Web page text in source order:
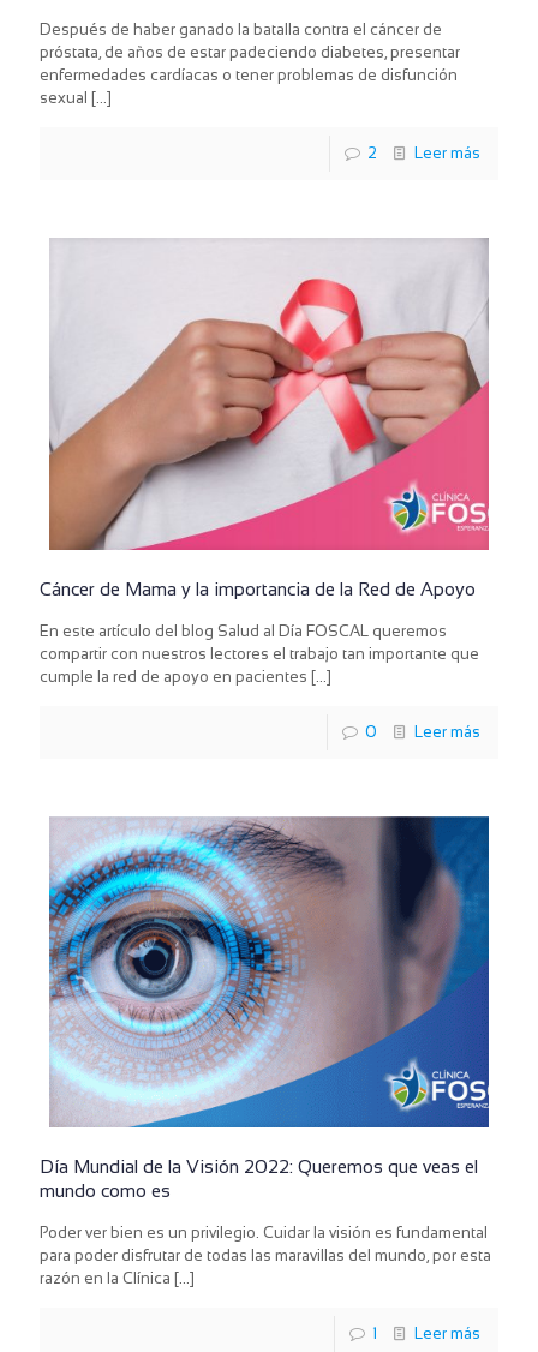
Después de haber ganado la batalla contra el cáncer de
próstata, de años de estar padeciendo diabetes, presentar
enfermedades cardíacas o tener problemas de disfunción
sexual […]
2 Leer más
Cáncer de Mama y la importancia de la Red de Apoyo
En este artículo del blog Salud al Día FOSCAL queremos
compartir con nuestros lectores el trabajo tan importante que
cumple la red de apoyo en pacientes […]
0 Leer más
Día Mundial de la Visión 2022: Queremos que veas el
mundo como es
Poder ver bien es un privilegio. Cuidar la visión es fundamental
para poder disfrutar de todas las maravillas del mundo, por esta
razón en la Clínica […]
1 Leer más